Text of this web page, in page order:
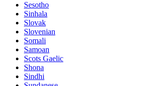
Sesotho
Sinhala
Slovak
Slovenian
Somali
Samoan
Scots Gaelic
Shona
Sindhi